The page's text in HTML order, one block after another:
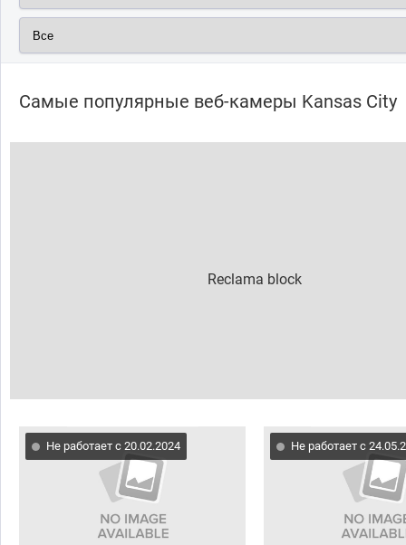
Самые популярные веб-камеры Kansas City
Не работает с 20.02.2024 Не работает с